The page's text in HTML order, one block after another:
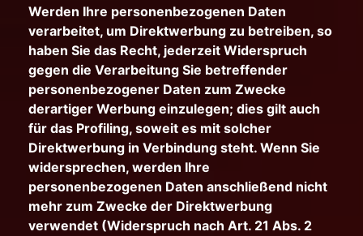
Werden Ihre personenbezogenen Daten
verarbeitet, um Direktwerbung zu betreiben, so
haben Sie das Recht, jederzeit Widerspruch
gegen die Verarbeitung Sie betreffender
personenbezogener Daten zum Zwecke
derartiger Werbung einzulegen; dies gilt auch
für das Profiling, soweit es mit solcher
Direktwerbung in Verbindung steht. Wenn Sie
widersprechen, werden Ihre
personenbezogenen Daten anschließend nicht
mehr zum Zwecke der Direktwerbung
verwendet (Widerspruch nach Art. 21 Abs. 2